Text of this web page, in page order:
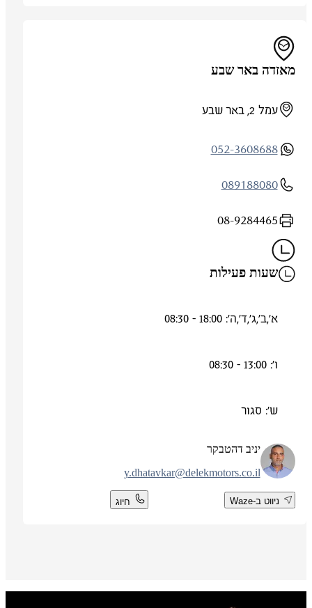
מאזדה באר שבע
עמל 2, באר שבע
052-3608688
089188080
08-9284465
שעות פעילות
א',ב',ג',ד',ה': 18:00 - 08:30
ש': סגור
יניב דהטבקר
y.dhatavkar@delekmotors.co.il
ניווט ב-Waze חיוג